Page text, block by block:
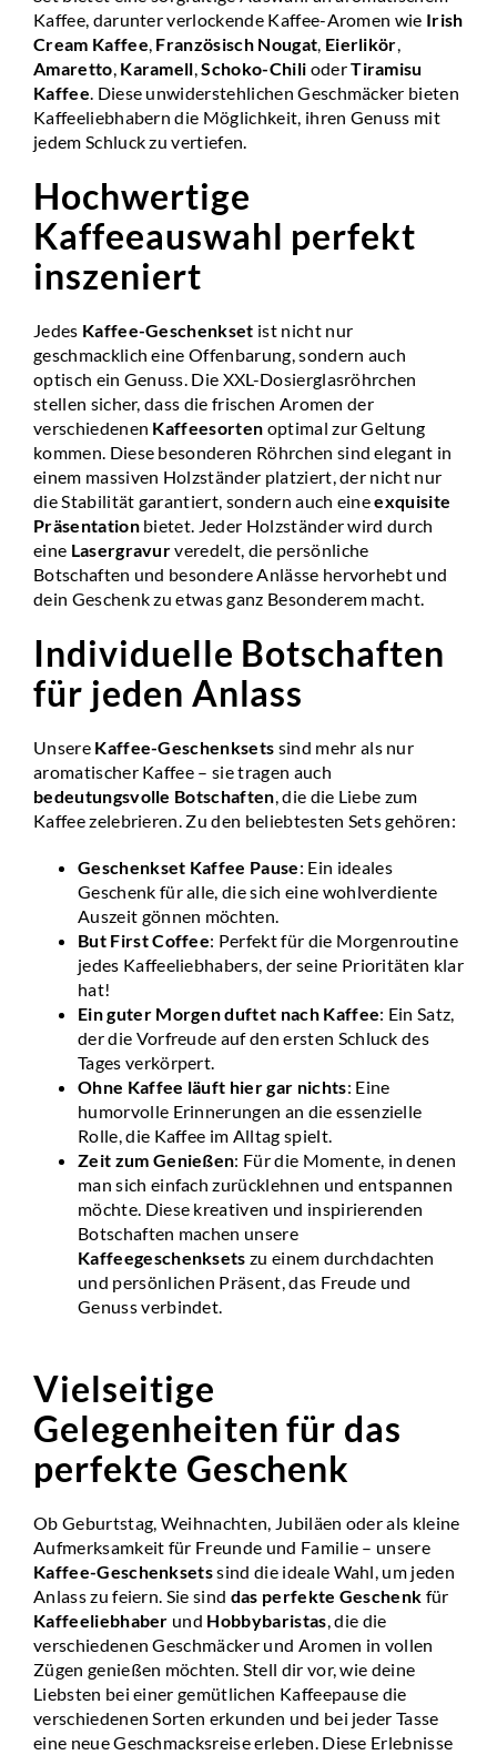
Kaffee, darunter verlockende Kaffee-Aromen wie Irish
Cream Kaffee, Französisch Nougat, Eierlikör,
Amaretto, Karamell,Schoko-Chili oderTiramisu
Kaffee. Diese unwiderstehlichen Geschmäcker bieten
Kaffeeliebhabern die Möglichkeit, ihren Genuss mit
jedem Schluck zu vertiefen.
Hochwertige
Kaffeeauswahl perfekt
inszeniert
Jedes Kaffee-Geschenkset ist nicht nur
geschmacklich eine Offenbarung, sondern auch
optisch ein Genuss. Die XXL-Dosierglasröhrchen
stellen sicher, dass die frischen Aromen der
verschiedenen Kaffeesorten optimal zur Geltung
kommen. Diese besonderen Röhrchen sind elegant in
einem massiven Holzständer platziert, der nicht nur
die Stabilität garantiert, sondern auch eineexquisite
Präsentationbietet. Jeder Holzständer wird durch
eine Lasergravurveredelt, die persönliche
Botschaften und besondere Anlässe hervorhebt und
dein Geschenk zu etwas ganz Besonderem macht.
Individuelle Botschaften
für jeden Anlass
Unsere Kaffee-Geschenksets sind mehr als nur
aromatischer Kaffee – sie tragen auch
bedeutungsvolle Botschaften, die die Liebe zum
Kaffee zelebrieren. Zu den beliebtesten Sets gehören:
Geschenkset Kaffee Pause: Ein ideales
Geschenk für alle, die sich eine wohlverdiente
Auszeit gönnen möchten.
But First Coffee: Perfekt für die Morgenroutine
jedes Kaffeeliebhabers, der seine Prioritäten klar
hat!
Ein guter Morgen duftet nach Kaffee: Ein Satz,
der die Vorfreude auf den ersten Schluck des
Tages verkörpert.
Ohne Kaffee läuft hier gar nichts: Eine
humorvolle Erinnerungen an die essenzielle
Rolle, die Kaffee im Alltag spielt.
Zeit zum Genießen: Für die Momente, in denen
man sich einfach zurücklehnen und entspannen
möchte. Diese kreativen und inspirierenden
Botschaften machen unsere
Kaffeegeschenksets zu einem durchdachten
und persönlichen Präsent, das Freude und
Genuss verbindet.
Vielseitige
Gelegenheiten für das
perfekte Geschenk
Ob Geburtstag, Weihnachten, Jubiläen oder als kleine
Aufmerksamkeit für Freunde und Familie – unsere
Kaffee-Geschenksetssind die ideale Wahl, um jeden
Anlass zu feiern. Sie sind das perfekte Geschenk für
Kaffeeliebhaber und Hobbybaristas, die die
verschiedenen Geschmäcker und Aromen in vollen
Zügen genießen möchten. Stell dir vor, wie deine
Liebsten bei einer gemütlichen Kaffeepause die
verschiedenen Sorten erkunden und bei jeder Tasse
eine neue Geschmacksreise erleben. Diese Erlebnisse